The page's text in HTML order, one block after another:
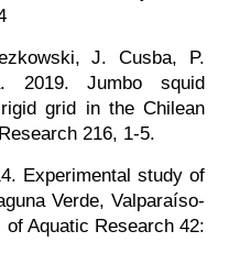
J. Cusba, P.
2019. Jumbo squid
grid in the Chilean
216, 1-5.
Experimental study of
Verde, Valparaíso-
Aquatic Research 42: